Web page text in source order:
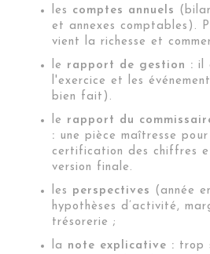
les comptes annuels
et annexes comptables).
vient la richesse et
le rapport de gestion : il
l'exercice et les
bien fait).
le rapport du
: une pièce maîtresse
certification des chiffres
version finale.
les perspectives (année
hypothèses d’activité,
trésorerie ;
la note explicative : trop